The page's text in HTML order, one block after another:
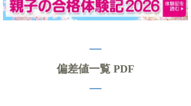
偏差値一覧 PDF